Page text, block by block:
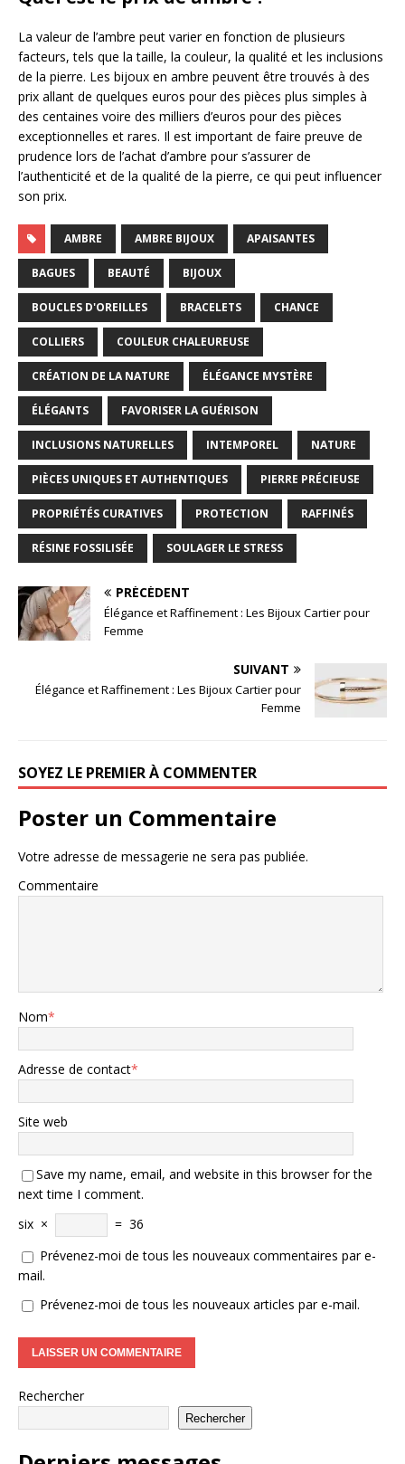
La valeur de l’ambre peut varier en fonction de plusieurs
facteurs, tels que la taille, la couleur, la qualité et les inclusions
de la pierre. Les bijoux en ambre peuvent être trouvés à des
prix allant de quelques euros pour des pièces plus simples à
des centaines voire des milliers d’euros pour des pièces
exceptionnelles et rares. Il est important de faire preuve de
prudence lors de l’achat d’ambre pour s’assurer de
l’authenticité et de la qualité de la pierre, ce qui peut influencer
son prix.
AMBRE AMBRE BIJOUX APAISANTES
BAGUES BEAUTÉ BIJOUX
BOUCLES D'OREILLES BRACELETS CHANCE
COLLIERS COULEUR CHALEUREUSE
CRÉATION DE LA NATURE ÉLÉGANCE MYSTÈRE
ÉLÉGANTS FAVORISER LA GUÉRISON
INCLUSIONS NATURELLES INTEMPOREL NATURE
PIÈCES UNIQUES ET AUTHENTIQUES PIERRE PRÉCIEUSE
PROPRIÉTÉS CURATIVES PROTECTION RAFFINÉS
RÉSINE FOSSILISÉE SOULAGER LE STRESS
PRÉCÉDENT
Élégance et Raffinement : Les Bijoux Cartier pour
Femme
SUIVANT
Élégance et Raffinement : Les Bijoux Cartier pour
Femme
SOYEZ LE PREMIER À COMMENTER
Poster un Commentaire
Votre adresse de messagerie ne sera pas publiée.
Commentaire
Nom*
Adresse de contact*
Site web
Save my name, email, and website in this browser for the
next time I comment.
six × = 36
Prévenez-moi de tous les nouveaux commentaires par e-
mail.
Prévenez-moi de tous les nouveaux articles par e-mail.
Rechercher
Rechercher